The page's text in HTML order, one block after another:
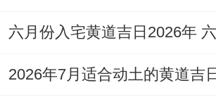
公历：2025年11月17日星期一